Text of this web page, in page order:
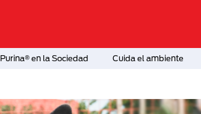
Purina® en la Sociedad Cuida el ambiente